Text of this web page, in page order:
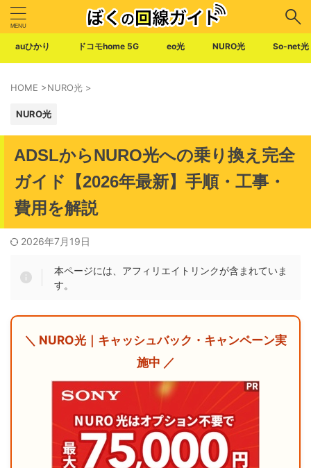
auひかり ドコモhome 5G eo光 NURO光 So-net光
HOME >NURO光 >
NURO光
ADSLからNURO光への乗り換え完全
ガイド【2026年最新】手順・工事・
費用を解説
2026年7月19日
本ページには、アフィリエイトリンクが含まれていま
す。
＼ NURO光｜キャッシュバック・キャンペーン実
施中 ／